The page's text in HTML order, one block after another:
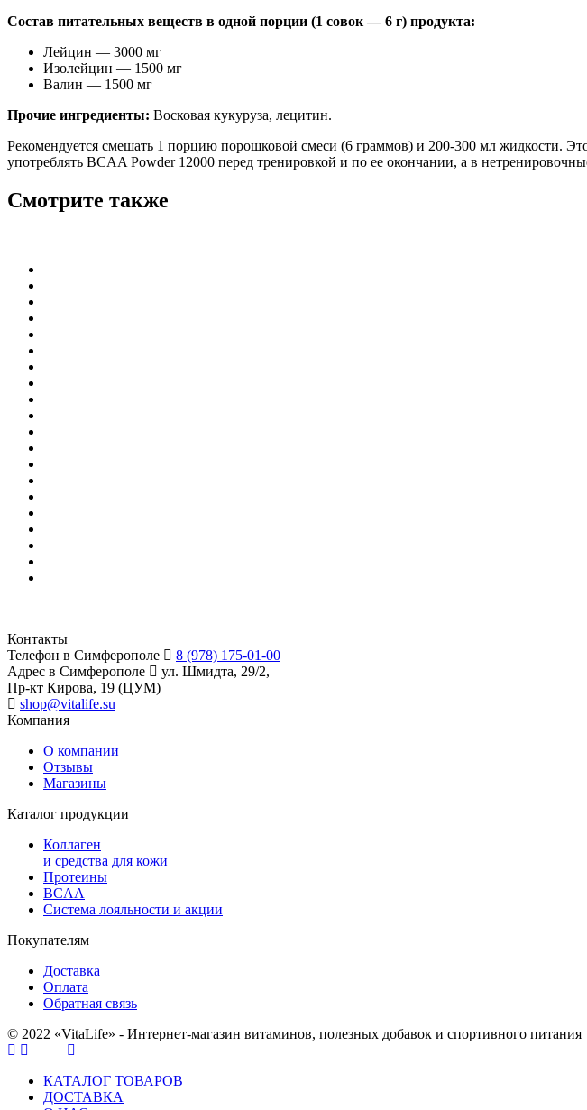
Состав питательных веществ в одной порции (1 совок — 6 г) продукта:
Лейцин — 3000 мг
Изолейцин — 1500 мг
Валин — 1500 мг
Прочие ингредиенты: Восковая кукуруза, лецитин.
Рекомендуется смешать 1 порцию порошковой смеси (6 граммов) и 200-300 мл жидкости.
употреблять BCAA Powder 12000 перед тренировкой и по ее окончании, а в
Смотрите также
Контакты
Телефон в Симферополе
8 (978) 175-01-00
Адрес в Симферополе
ул. Шмидта, 29/2,
Пр-кт Кирова, 19 (ЦУМ)
shop@vitalife.su
Компания
О компании
Отзывы
Магазины
Каталог продукции
Коллаген
и средства для кожи
Протеины
BCAA
Система лояльности и акции
Покупателям
Доставка
Оплата
Обратная связь
© 2022 «VitaLife» - Интернет-магазин витаминов, полезных добавок и спортивного питания
КАТАЛОГ ТОВАРОВ
ДОСТАВКА